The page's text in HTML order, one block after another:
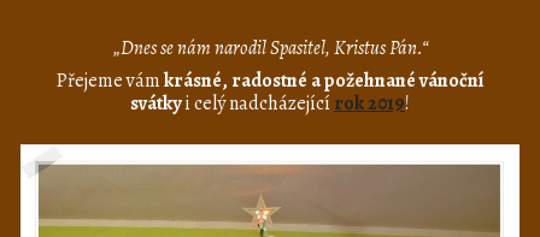
„Dnes se nám narodil Spasitel, Kristus Pán.“
Přejeme vámkrásné, radostné a požehnané vánoční
svátkyi celý nadcházející rok 2019!